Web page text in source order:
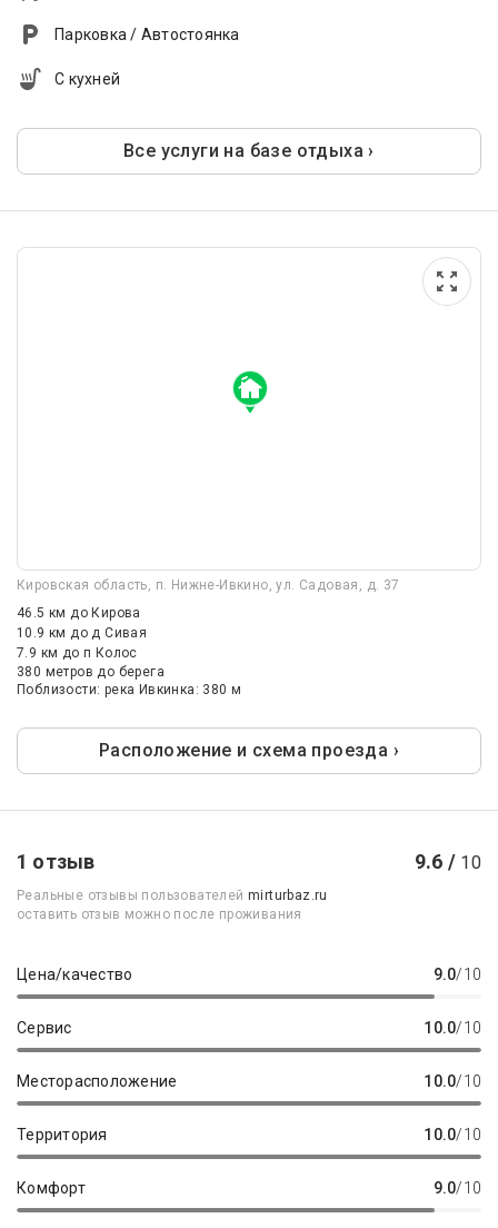
Парковка / Автостоянка
С кухней
Все услуги на базе отдыха ›
Кировская область, п. Нижне-Ивкино, ул. Садовая, д. 37
46.5 кмдо Кирова
10.9 кмдо д Сивая
7.9 км до п Колос
380 метров до берега
Поблизости: река Ивкинка: 380 м
Расположение и схема проезда ›
1 отзыв 9.6 / 10
Реальные отзывы пользователейmirturbaz.ru
оставить отзыв можно после проживания
Цена/качество 9.0/10
Сервис 10.0/10
Месторасположение 10.0/10
Территория 10.0/10
Комфорт 9.0/10